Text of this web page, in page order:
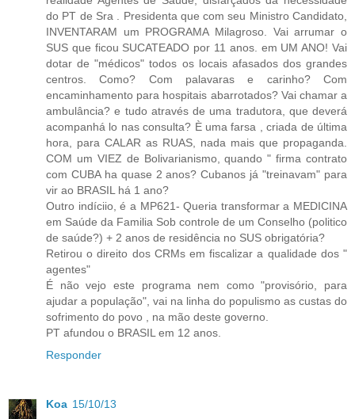
do PT de Sra . Presidenta que com seu Ministro Candidato,
INVENTARAM um PROGRAMA Milagroso. Vai arrumar o
SUS que ficou SUCATEADO por 11 anos. em UM ANO! Vai
dotar de "médicos" todos os locais afasados dos grandes
centros. Como? Com palavaras e carinho? Com
encaminhamento para hospitais abarrotados? Vai chamar a
ambulância? e tudo através de uma tradutora, que deverá
acompanhá lo nas consulta? È uma farsa , criada de última
hora, para CALAR as RUAS, nada mais que propaganda.
COM um VIEZ de Bolivarianismo, quando " firma contrato
com CUBA ha quase 2 anos? Cubanos já "treinavam" para
vir ao BRASIL há 1 ano?
Outro indíciio, é a MP621- Queria transformar a MEDICINA
em Saúde da Familia Sob controle de um Conselho (politico
de saúde?) + 2 anos de residência no SUS obrigatória?
Retirou o direito dos CRMs em fiscalizar a qualidade dos "
agentes"
É não vejo este programa nem como "provisório, para
ajudar a população", vai na linha do populismo as custas do
sofrimento do povo , na mão deste governo.
PT afundou o BRASIL em 12 anos.
Responder
Koa 15/10/13